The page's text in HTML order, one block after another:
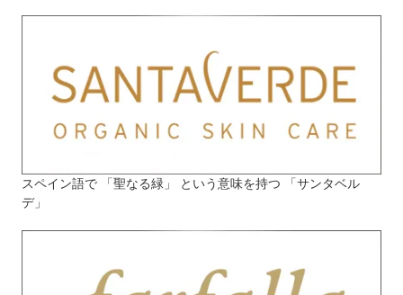
スペイン語で 「聖なる緑」 という意味を持つ 「サンタベル
デ」